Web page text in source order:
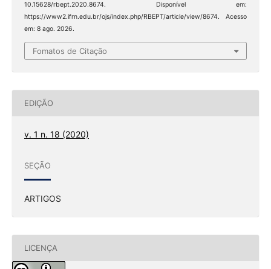
10.15628/rbept.2020.8674. Disponível em:
https://www2.ifrn.edu.br/ojs/index.php/RBEPT/article/view/8674. Acesso
em: 8 ago. 2026.
Fomatos de Citação
EDIÇÃO
v. 1 n. 18 (2020)
SEÇÃO
ARTIGOS
LICENÇA